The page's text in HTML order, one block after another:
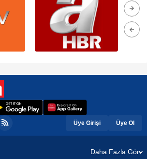
Üye Girişi Üye Ol
Daha Fazla Gör